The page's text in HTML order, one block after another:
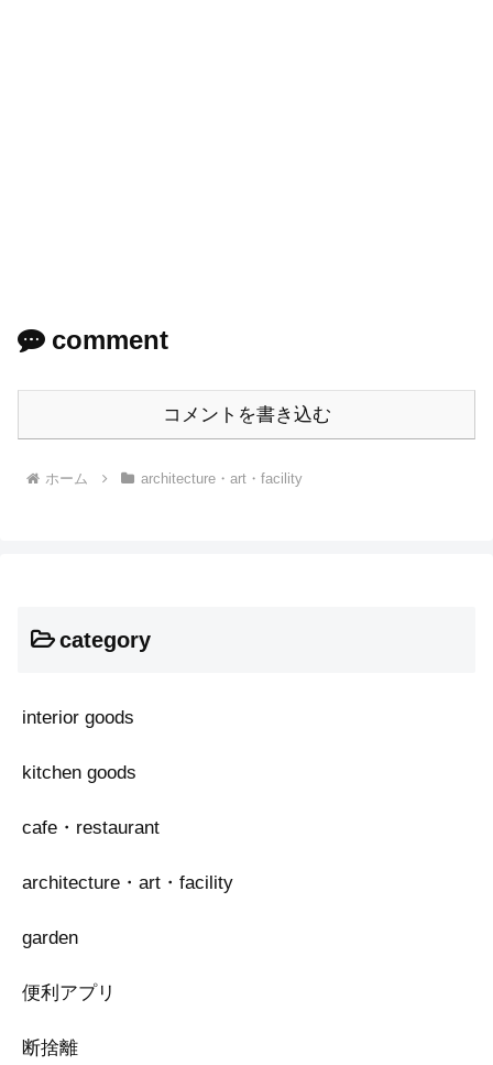
comment
コメントを書き込む
ホーム architecture・art・facility
category
interior goods
kitchen goods
cafe・restaurant
architecture・art・facility
garden
便利アプリ
断捨離